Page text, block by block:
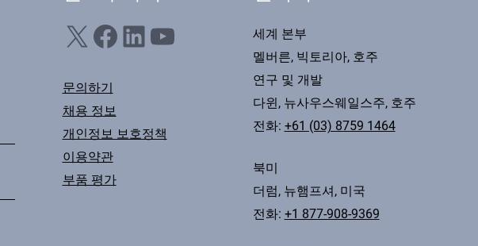
X Facebook LinkedIn YouTube
문의하기
채용 정보
개인정보 보호정책
이용약관
부품 평가
세계 본부
멜버른, 빅토리아, 호주
연구 및 개발
다윈, 뉴사우스웨일스주, 호주
전화: +61 (03) 8759 1464
북미
더럼, 뉴햄프셔, 미국
전화: +1 877-908-9369